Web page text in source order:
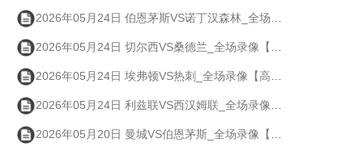
2026年05月24日 伯恩茅斯VS诺丁汉森林_全场录像【高清回放】
2026年05月24日 切尔西VS桑德兰_全场录像【高清回放】
2026年05月24日 埃弗顿VS热刺_全场录像【高清回放】
2026年05月24日 利兹联VS西汉姆联_全场录像【高清回放】
2026年05月20日 曼城VS伯恩茅斯_全场录像【高清回放】